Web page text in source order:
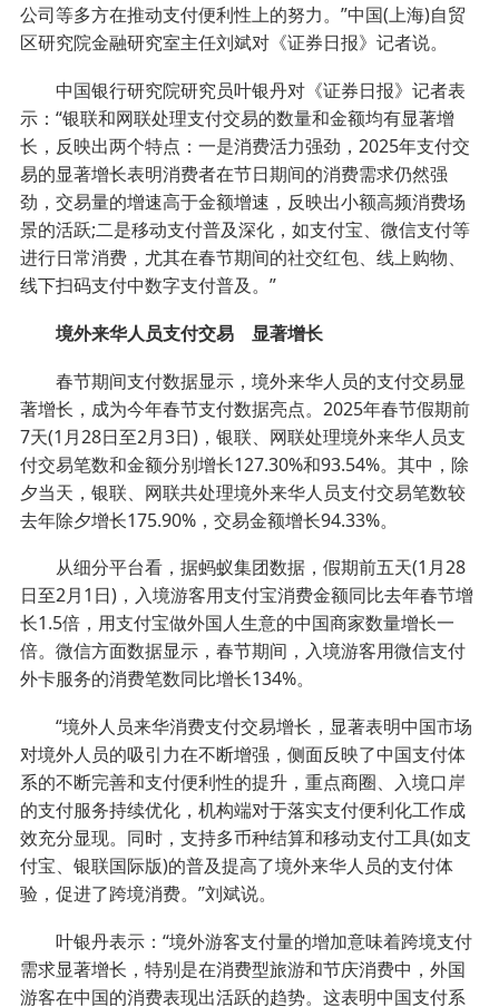
公司等多方在推动支付便利性上的努力。”中国(上海)自贸
区研究院金融研究室主任刘斌对《证券日报》记者说。
中国银行研究院研究员叶银丹对《证券日报》记者表
示：“银联和网联处理支付交易的数量和金额均有显著增
长，反映出两个特点：一是消费活力强劲，2025年支付交
易的显著增长表明消费者在节日期间的消费需求仍然强
劲，交易量的增速高于金额增速，反映出小额高频消费场
景的活跃;二是移动支付普及深化，如支付宝、微信支付等
进行日常消费，尤其在春节期间的社交红包、线上购物、
线下扫码支付中数字支付普及。”
境外来华人员支付交易 显著增长
春节期间支付数据显示，境外来华人员的支付交易显
著增长，成为今年春节支付数据亮点。2025年春节假期前
7天(1月28日至2月3日)，银联、网联处理境外来华人员支
付交易笔数和金额分别增长127.30%和93.54%。其中，除
夕当天，银联、网联共处理境外来华人员支付交易笔数较
去年除夕增长175.90%，交易金额增长94.33%。
从细分平台看，据蚂蚁集团数据，假期前五天(1月28
日至2月1日)，入境游客用支付宝消费金额同比去年春节增
长1.5倍，用支付宝做外国人生意的中国商家数量增长一
倍。微信方面数据显示，春节期间，入境游客用微信支付
外卡服务的消费笔数同比增长134%。
“境外人员来华消费支付交易增长，显著表明中国市场
对境外人员的吸引力在不断增强，侧面反映了中国支付体
系的不断完善和支付便利性的提升，重点商圈、入境口岸
的支付服务持续优化，机构端对于落实支付便利化工作成
效充分显现。同时，支持多币种结算和移动支付工具(如支
付宝、银联国际版)的普及提高了境外来华人员的支付体
验，促进了跨境消费。”刘斌说。
叶银丹表示：“境外游客支付量的增加意味着跨境支付
需求显著增长，特别是在消费型旅游和节庆消费中，外国
游客在中国的消费表现出活跃的趋势。这表明中国支付系